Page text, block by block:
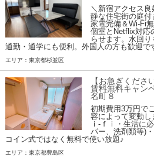
＼新宿アクセス
静な住宅街の庭付
家電完備＆Wi-Fi
個室とNetflix対応
らせます。水回り
通勤・通学にも便利。外国人の方も歓迎で
エリア：東京都杉並区
【お急ぎくださ
賃料無料キャン
名町８
初期費用3万円で
容によって変動
ｉ-ｆｉ・生活に
パー、洗剤類等)
コイン式ではなく無料で使い放題♪
エリア：東京都豊島区